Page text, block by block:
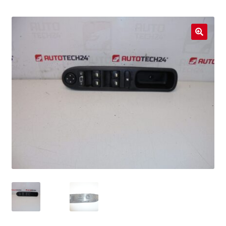
Kapcsolatba lépni
Saját fiókom